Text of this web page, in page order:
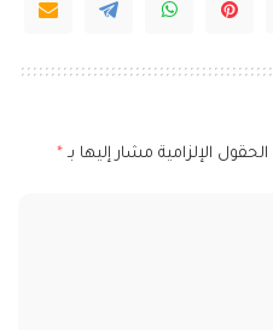
الحقول الإلزامية مشار إليها بـ *